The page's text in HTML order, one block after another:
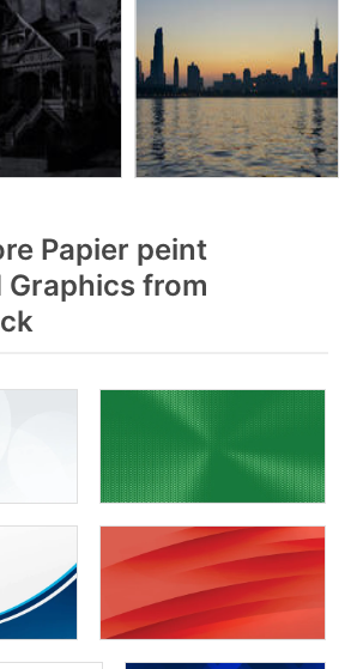
Papier peint
from